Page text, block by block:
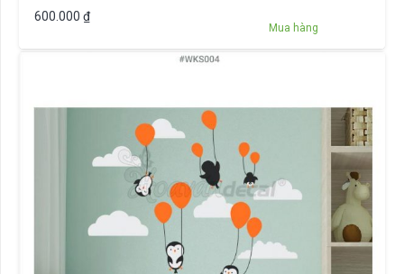
600.000 ₫
Mua hàng